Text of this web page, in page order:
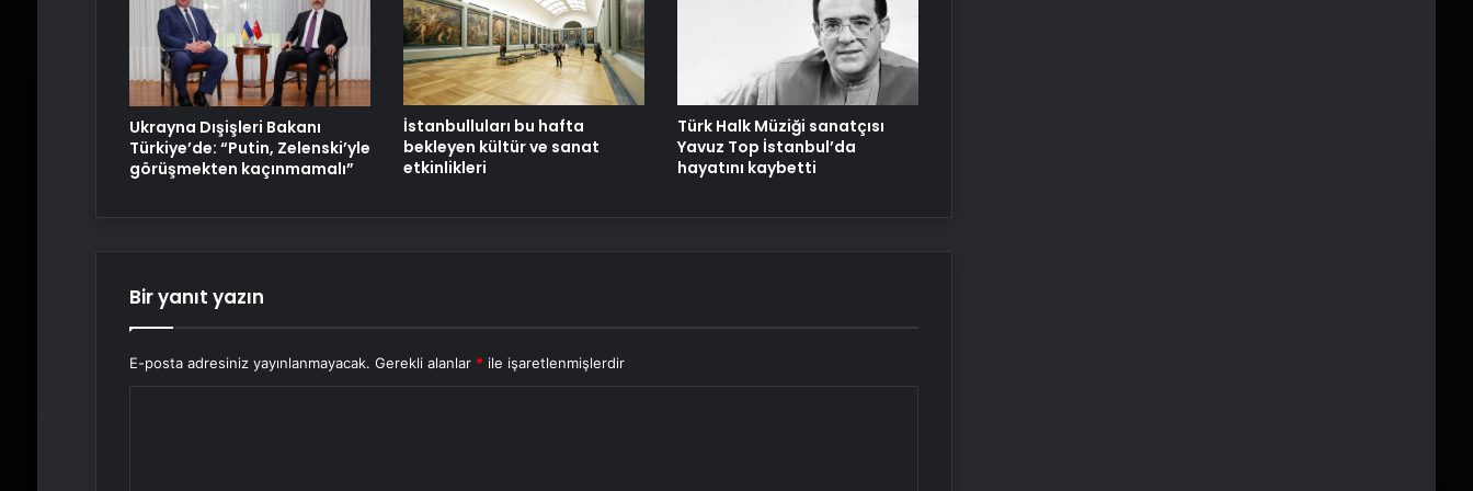
Almanya Başbakanı Merz: Orduyu
güçlendirmek birinci önceliğimiz
Ukrayna Dışişleri Bakanı
Türkiye’de: “Putin, Zelenski’yle
görüşmekten kaçınmamalı”
İstanbulluları bu hafta
bekleyen kültür ve sanat
etkinlikleri
Türk Halk Müziği sanatçısı
Yavuz Top İstanbul’da
hayatını kaybetti
Bir yanıt yazın
E-posta adresiniz yayınlanmayacak. Gerekli alanlar * ile işaretlenmişlerdir